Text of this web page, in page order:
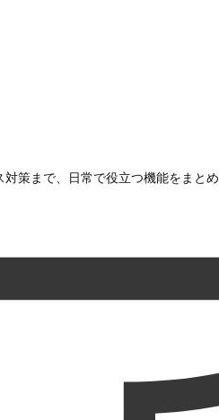
策まで、日常で役立つ機能をまと